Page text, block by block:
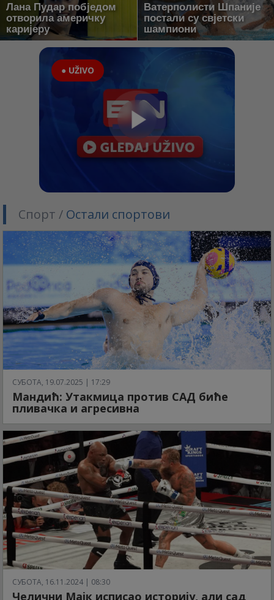
Лана Пудар побједом
отворила америчку
каријеру
Ватерполисти Шпаније
постали су свјетски
шампиони
● UŽIVO
Спорт / Остали спортови
СУБОТА, 19.07.2025 | 17:29
Мандић: Утакмица против САД биће
пливачка и агресивна
СУБОТА, 16.11.2024 | 08:30
Челични Мајк исписао историју, али сад